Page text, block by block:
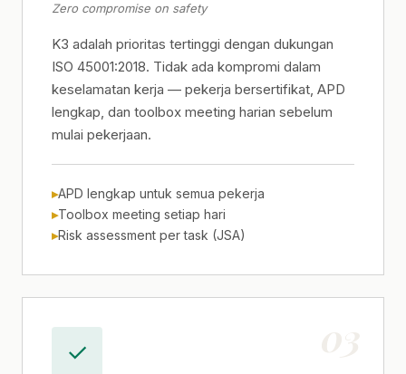
Zero compromise on safety
K3 adalah prioritas tertinggi dengan dukungan
ISO 45001:2018. Tidak ada kompromi dalam
keselamatan kerja — pekerja bersertifikat, APD
lengkap, dan toolbox meeting harian sebelum
mulai pekerjaan.
APD lengkap untuk semua pekerja
Toolbox meeting setiap hari
Risk assessment per task (JSA)
✓